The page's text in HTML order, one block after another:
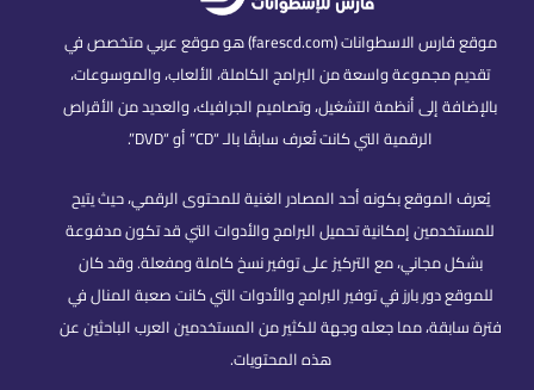
موقع فارس الاسطوانات (farescd.com) هو موقع عربي متخصص في
تقديم مجموعة واسعة من البرامج الكاملة، الألعاب، والموسوعات،
بالإضافة إلى أنظمة التشغيل، وتصاميم الجرافيك، والعديد من الأقراص
الرقمية التي كانت تُعرف سابقًا بالـ “CD” أو “DVD”.
يُعرف الموقع بكونه أحد المصادر الغنية للمحتوى الرقمي، حيث يتيح
للمستخدمين إمكانية تحميل البرامج والأدوات التي قد تكون مدفوعة
بشكل مجاني، مع التركيز على توفير نسخ كاملة ومفعلة. وقد كان
للموقع دور بارز في توفير البرامج والأدوات التي كانت صعبة المنال في
فترة سابقة، مما جعله وجهة للكثير من المستخدمين العرب الباحثين عن
هذه المحتويات.